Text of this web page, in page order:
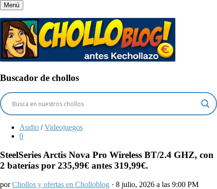
Menú
Buscador de chollos
Audio / Videojuegos
0
SteelSeries Arctis Nova Pro Wireless BT/2.4 GHZ, con
2 baterías por 235,99€ antes 319,99€.
porChollos y ofertas en Cholloblog · 8 julio, 2026 a las 9:00 PM